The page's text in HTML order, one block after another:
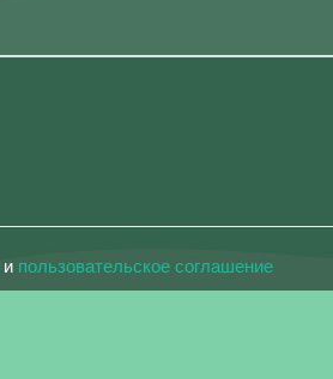
и пользовательское соглашение